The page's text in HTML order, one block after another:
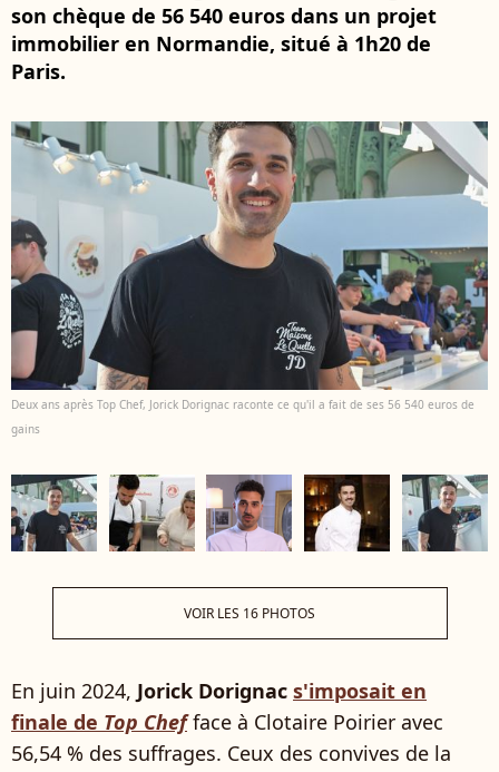
son chèque de 56 540 euros dans un projet
immobilier en Normandie, situé à 1h20 de
Paris.
Deux ans après Top Chef, Jorick Dorignac raconte ce qu'il a fait de ses 56 540 euros de
gains
VOIR LES 16 PHOTOS
En juin 2024, Jorick Dorignac s'imposait en
finale de Top Chefface à Clotaire Poirier avec
56,54 % des suffrages. Ceux des convives de la